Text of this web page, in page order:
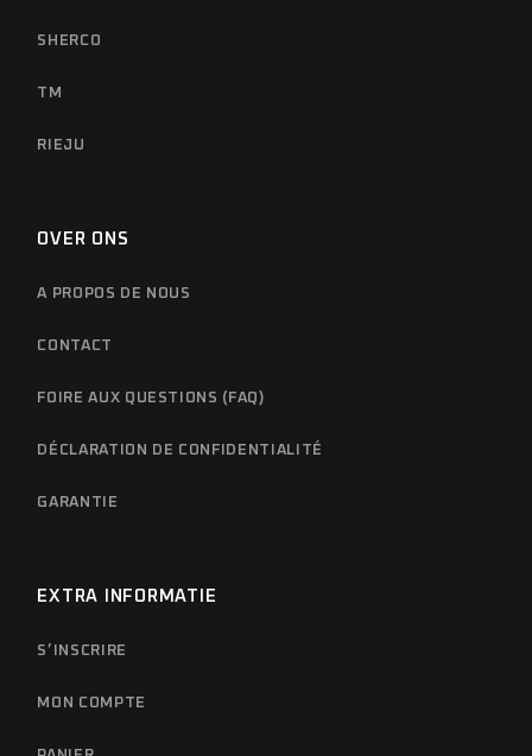
SHERCO
TM
RIEJU
OVER ONS
A PROPOS DE NOUS
CONTACT
FOIRE AUX QUESTIONS (FAQ)
DÉCLARATION DE CONFIDENTIALITÉ
GARANTIE
EXTRA INFORMATIE
S’INSCRIRE
MON COMPTE